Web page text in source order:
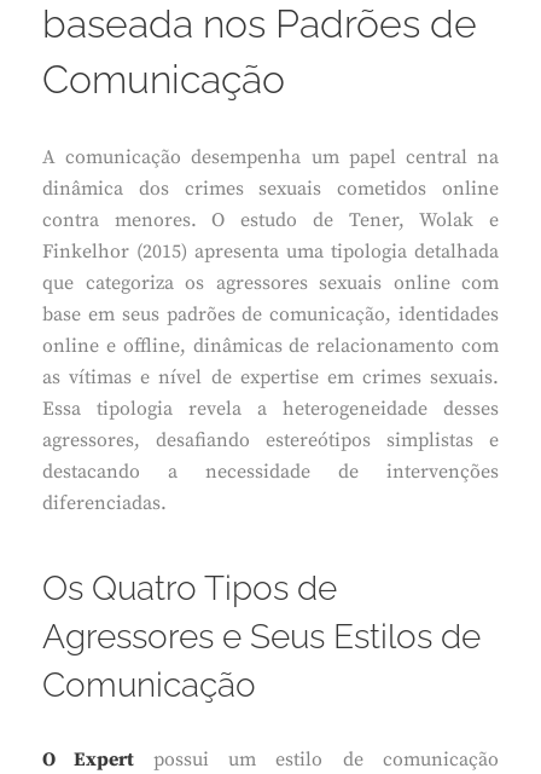
baseada nos Padrões de
Comunicação
A comunicação desempenha um papel central na
dinâmica dos crimes sexuais cometidos online
contra menores. O estudo de Tener, Wolak e
Finkelhor (2015) apresenta uma tipologia detalhada
que categoriza os agressores sexuais online com
base em seus padrões de comunicação, identidades
online e offline, dinâmicas de relacionamento com
as vítimas e nível de expertise em crimes sexuais.
Essa tipologia revela a heterogeneidade desses
agressores, desafiando estereótipos simplistas e
destacando a necessidade de intervenções
diferenciadas.
Os Quatro Tipos de
Agressores e Seus Estilos de
Comunicação
O Expert possui um estilo de comunicação